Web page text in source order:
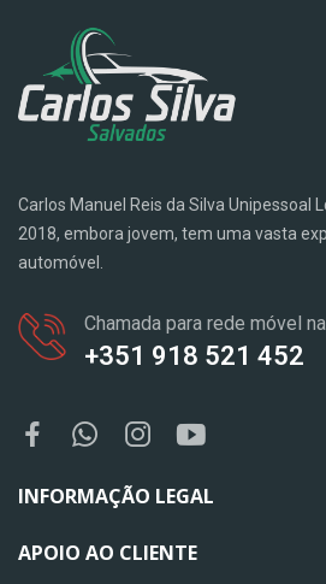
Carlos Manuel Reis da Silva Unipessoal
2018, embora jovem, tem uma vasta
automóvel.
Chamada para rede móvel
+351 918 521 452
INFORMAÇÃO LEGAL
APOIO AO CLIENTE